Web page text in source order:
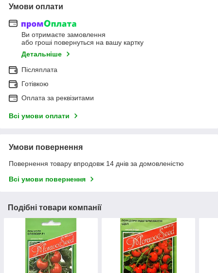
Умови оплати
Ви отримаєте замовлення
або гроші повернуться на вашу картку
Детальніше
Післяплата
Готівкою
Оплата за реквізитами
Всі умови оплати
Умови повернення
Повернення товару впродовж 14 днів за домовленістю
Всі умови повернення
Подібні товари компанії